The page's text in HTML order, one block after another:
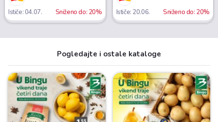
Ističe: 04.07. Sniženo do: 20% Ističe: 20.06. Sniženo do: 20%
Pogledajte i ostale kataloge